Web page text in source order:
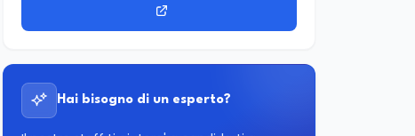
Hai bisogno di un esperto?